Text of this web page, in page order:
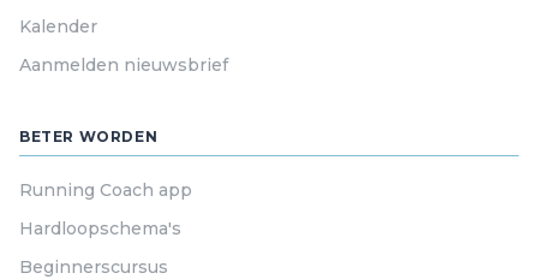
Kalender
Aanmelden nieuwsbrief
BETER WORDEN
Running Coach app
Hardloopschema's
Beginnerscursus